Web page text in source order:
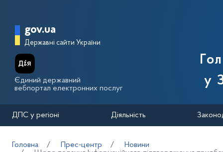
Головна сторінка Державної
gov.ua
Державні сайти України
Єдиний державний
вебпортал електронних послуг
у
ДПС у регіоні Діяльність
Головна Прес-центр
Новини